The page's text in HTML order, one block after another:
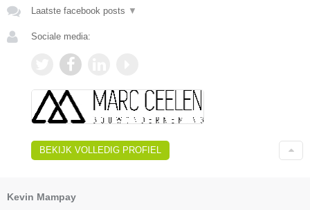
Laatste facebook posts ▼
Sociale media:
BEKIJK VOLLEDIG PROFIEL
Kevin Mampay